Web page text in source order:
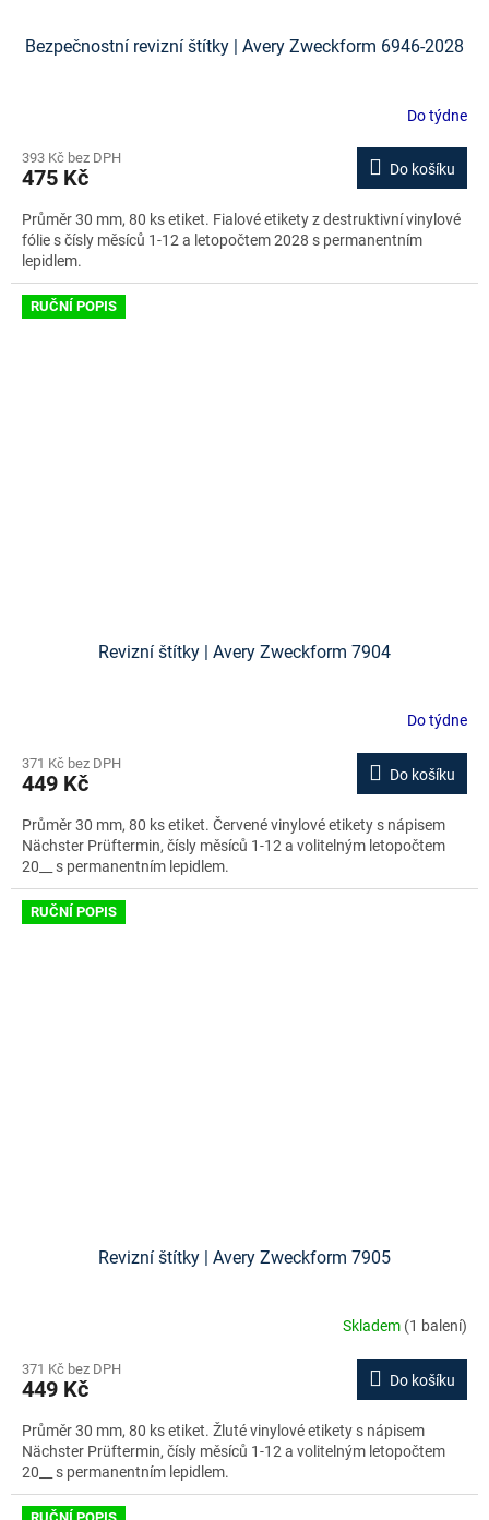
Bezpečnostní revizní štítky | Avery Zweckform 6946-2028
Do týdne
393 Kč bez DPH
475 Kč Do košíku
Průměr 30 mm, 80 ks etiket. Fialové etikety z destruktivní vinylové
fólie s čísly měsíců 1-12 a letopočtem 2028 s permanentním
lepidlem.
RUČNÍ POPIS
Revizní štítky | Avery Zweckform 7904
Do týdne
371 Kč bez DPH
449 Kč Do košíku
Průměr 30 mm, 80 ks etiket. Červené vinylové etikety s nápisem
Nächster Prüftermin, čísly měsíců 1-12 a volitelným letopočtem
20__ s permanentním lepidlem.
RUČNÍ POPIS
Revizní štítky | Avery Zweckform 7905
Skladem (1 balení)
371 Kč bez DPH
449 Kč Do košíku
Průměr 30 mm, 80 ks etiket. Žluté vinylové etikety s nápisem
Nächster Prüftermin, čísly měsíců 1-12 a volitelným letopočtem
20__ s permanentním lepidlem.